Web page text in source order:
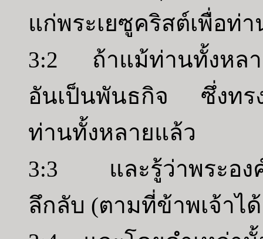
แก่พระเยซูคริสต์เพื่อท่
3:2 ถ้าแม้ท่านทั้งหลา
อันเป็นพันธกิจ ซึ่งทรง
ท่านทั้งหลายแล้ว
3:3 และรู้ว่าพระองค์
ลึกลับ (ตามที่ข้าพเจ้าไ